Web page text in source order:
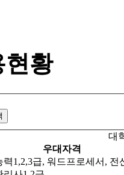
현황
대
우대자격
력1,2,3급, 워드프로세서, 전